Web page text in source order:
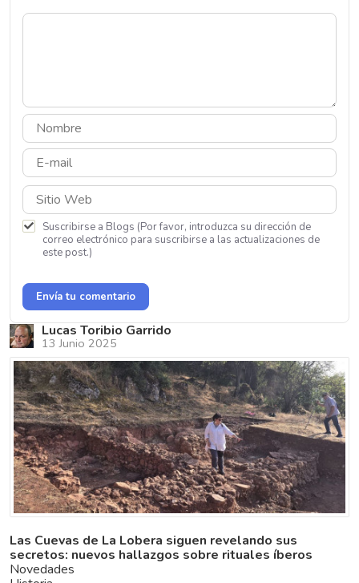
Suscribirse a Blogs (Por favor, introduzca su dirección de
correo electrónico para suscribirse a las actualizaciones de
este post.)
Envía tu comentario
Lucas Toribio Garrido
13 Junio 2025
Las Cuevas de La Lobera siguen revelando sus
secretos: nuevos hallazgos sobre rituales íberos
Novedades